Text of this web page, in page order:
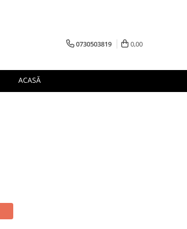
0730503819 0,00
ACASĂ